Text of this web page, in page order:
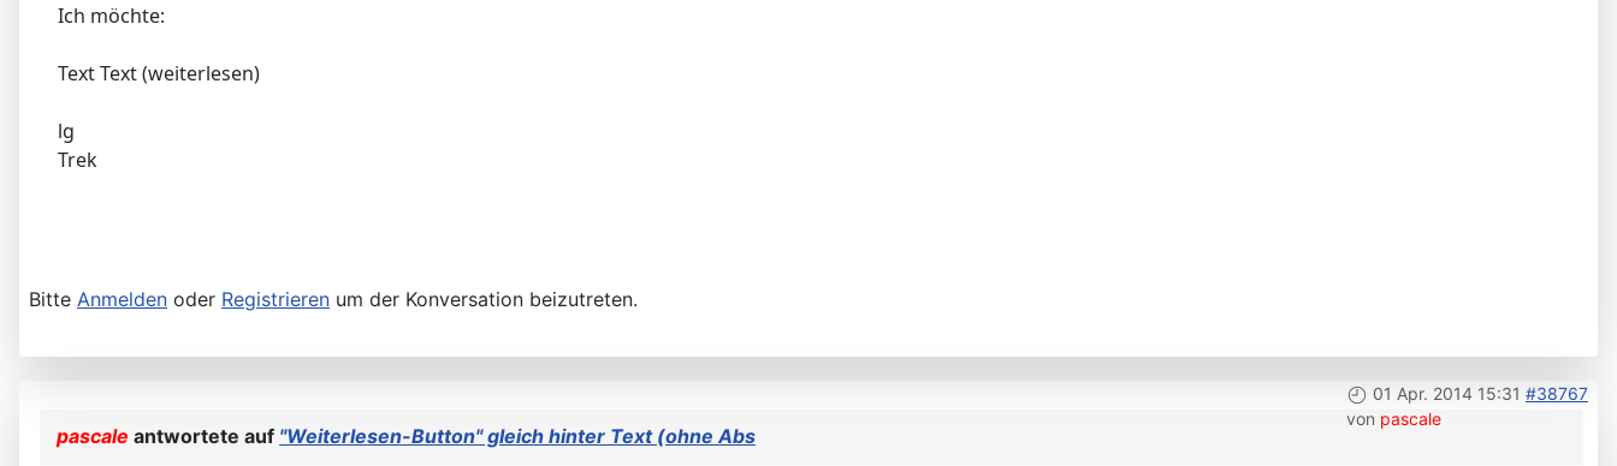
Ich möchte:
Text Text (weiterlesen)
lg
Trek
Bitte Anmelden oder Registrieren um der Konversation beizutreten.
01 Apr. 2014 15:31 #38767
von pascale
pascale antwortete auf "Weiterlesen-Button" gleich hinter Text (ohne Abs